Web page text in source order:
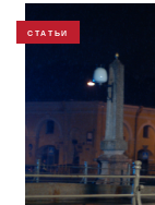
СТАТЬИ